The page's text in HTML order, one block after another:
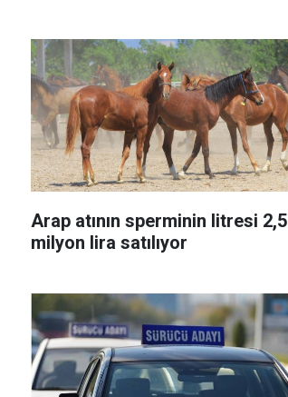
Arap atının sperminin litresi 2,5
milyon lira satılıyor